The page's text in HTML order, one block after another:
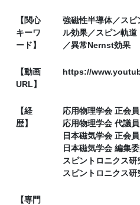
【関心
キーワ
ード】
強磁性半導体／ス
ル効果／スピン軌
／異常Nernst効果
【動画
URL】
https://
【経
歴】
応用物理学会 正会
応用物理学会 代議
日本磁気学会 正会
日本磁気学会 編集
スピントロニクス
スピントロニクス
【専門